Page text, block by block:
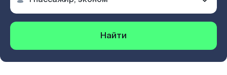
Найти